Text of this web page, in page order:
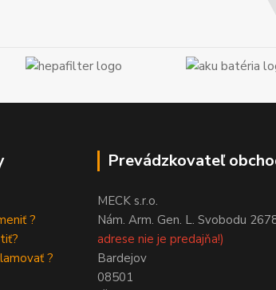
?
?
Prevádzkovateľ
MECK s.r.o.
Nám. Arm. Gen. L. Svobodu
adrese nie je predajňa!)
Bardejov
08501